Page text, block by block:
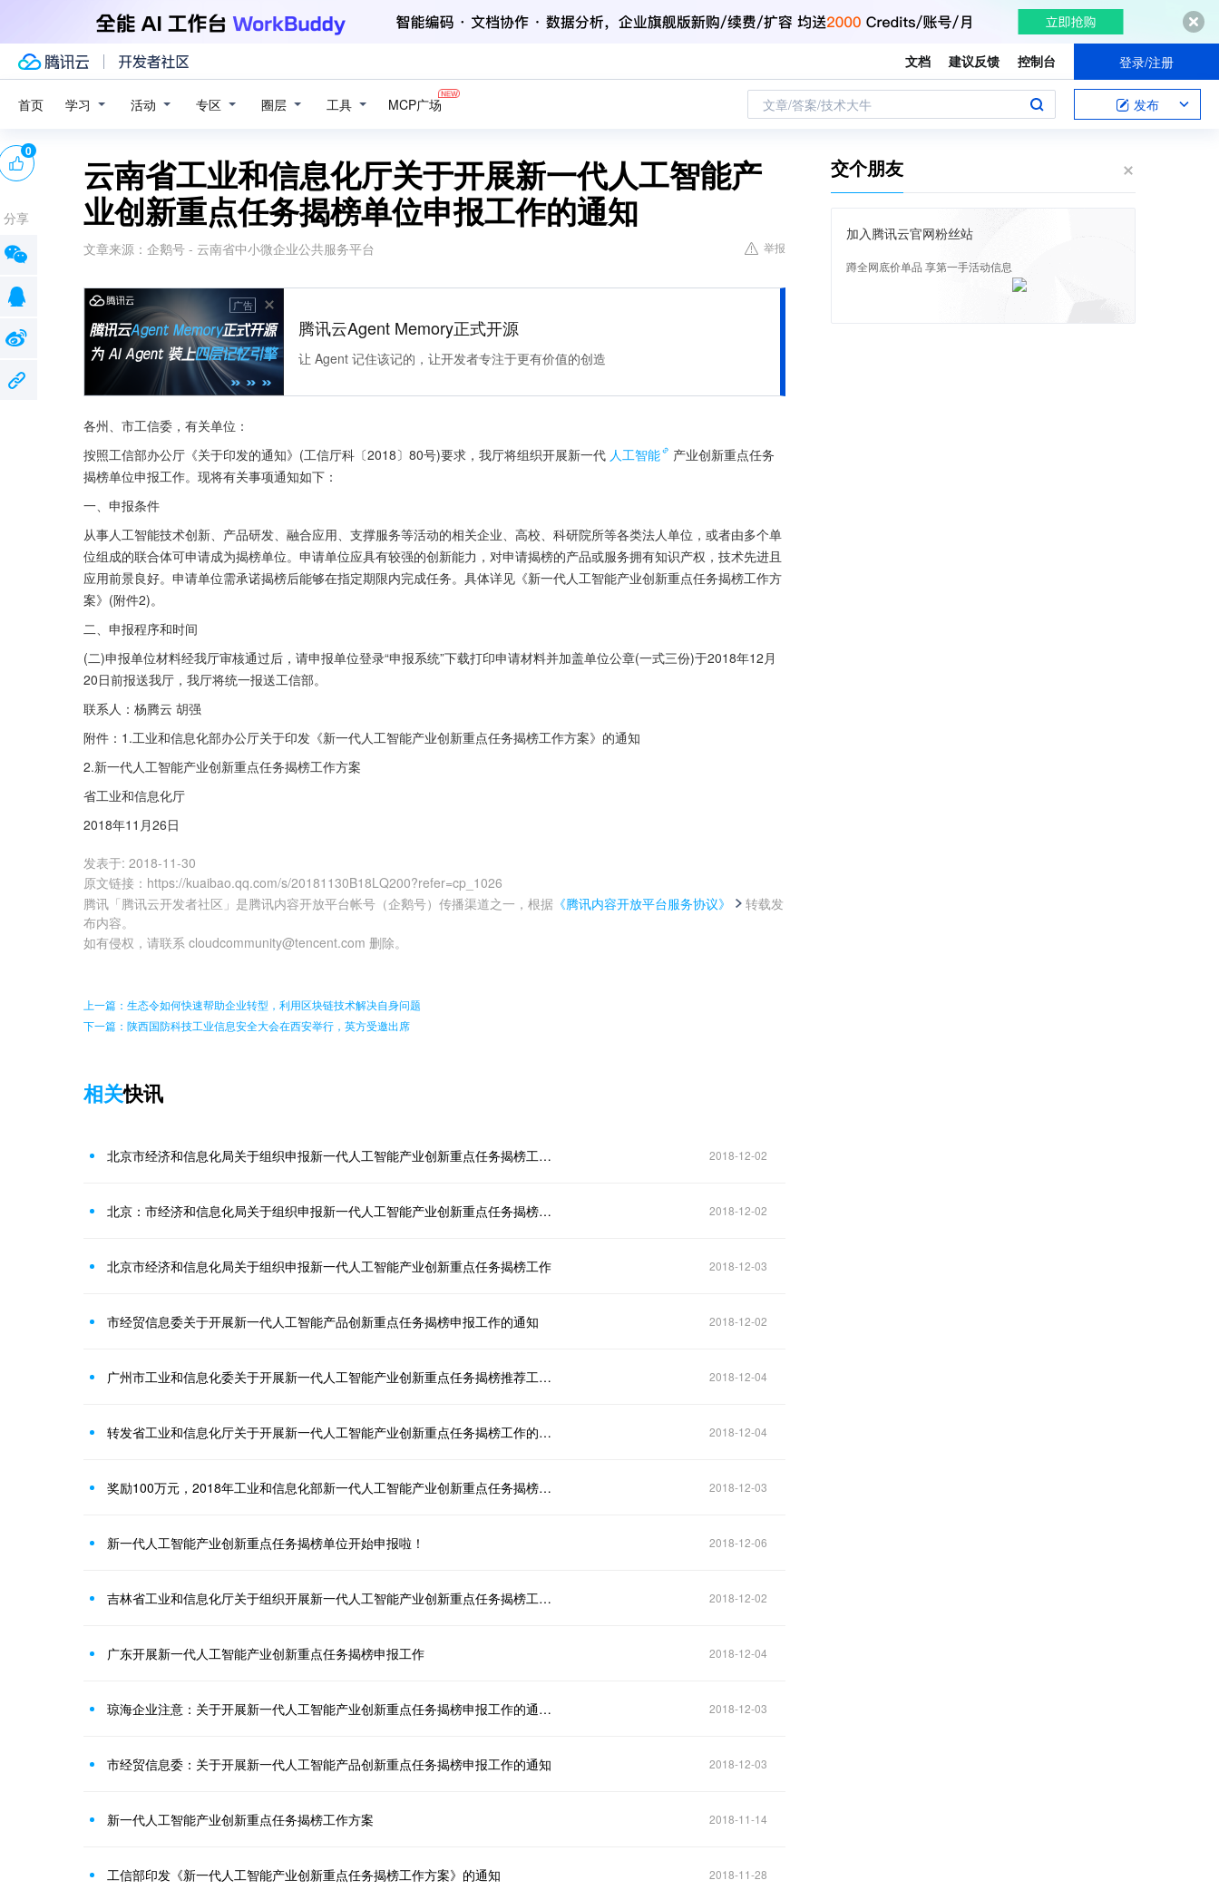
文档 建议反馈 控制台 登录/注册
首页 学习 活动 专区 圈层 工具 MCP广场 文章/答案/技术大牛 发布
云南省工业和信息化厅关于开展新一代人工智能产
业创新重点任务揭榜单位申报工作的通知
文章来源： 企鹅号 - 云南省中小微企业公共服务平台 举报
广告
腾讯云Agent Memory正式开源
让 Agent 记住该记的，让开发者专注于更有价值的创造
各州、市工信委，有关单位：
按照工信部办公厅《关于印发的通知》(工信厅科〔2018〕80号)要求，我厅将组织开展新一代 人工智能
产业创新重点任务
揭榜单位申报工作。现将有关事项通知如下：
一、申报条件
从事人工智能技术创新、产品研发、融合应用、支撑服务等活动的相关企业、高校、科研院所等各类法人单位，或者由多个单
位组成的联合体可申请成为揭榜单位。申请单位应具有较强的创新能力，对申请揭榜的产品或服务拥有知识产权，技术先进且
应用前景良好。申请单位需承诺揭榜后能够在指定期限内完成任务。具体详见《新一代人工智能产业创新重点任务揭榜工作方
案》(附件2)。
二、申报程序和时间
(二)申报单位材料经我厅审核通过后，请申报单位登录“申报系统”下载打印申请材料并加盖单位公章(一式三份)于2018年12月
20日前报送我厅，我厅将统一报送工信部。
联系人：杨腾云 胡强
附件：1.工业和信息化部办公厅关于印发《新一代人工智能产业创新重点任务揭榜工作方案》的通知
2.新一代人工智能产业创新重点任务揭榜工作方案
省工业和信息化厅
2018年11月26日
发表于: 2018-11-30
原文链接 ： https://kuaibao.qq.com/s/20181130B18LQ200?refer=cp_1026
腾讯「腾讯云开发者社区」是腾讯内容开放平台帐号（企鹅号）传播渠道之一，根据 《腾讯内容开放平台服务协议》
转载发
布内容。
如有侵权，请联系 cloudcommunity@tencent.com 删除。
0
分享
上一篇：生态令如何快速帮助企业转型，利用区块链技术解决自身问题
下一篇：陕西国防科技工业信息安全大会在西安举行，英方受邀出席
相关快讯
北京市经济和信息化局关于组织申报新一代人工智能产业创新重点任务揭榜工作的通知 2018-12-02
北京：市经济和信息化局关于组织申报新一代人工智能产业创新重点任务揭榜工作的通知 2018-12-02
北京市经济和信息化局关于组织申报新一代人工智能产业创新重点任务揭榜工作 2018-12-03
市经贸信息委关于开展新一代人工智能产品创新重点任务揭榜申报工作的通知 2018-12-02
广州市工业和信息化委关于开展新一代人工智能产业创新重点任务揭榜推荐工作的通知 2018-12-04
转发省工业和信息化厅关于开展新一代人工智能产业创新重点任务揭榜工作的通知 2018-12-04
奖励100万元，2018年工业和信息化部新一代人工智能产业创新重点任务揭榜工作全面开展！ 2018-12-03
新一代人工智能产业创新重点任务揭榜单位开始申报啦！ 2018-12-06
吉林省工业和信息化厅关于组织开展新一代人工智能产业创新重点任务揭榜工作的通知 2018-12-02
广东开展新一代人工智能产业创新重点任务揭榜申报工作 2018-12-04
琼海企业注意：关于开展新一代人工智能产业创新重点任务揭榜申报工作的通知发布了 2018-12-03
市经贸信息委：关于开展新一代人工智能产品创新重点任务揭榜申报工作的通知 2018-12-03
新一代人工智能产业创新重点任务揭榜工作方案 2018-11-14
工信部印发《新一代人工智能产业创新重点任务揭榜工作方案》的通知 2018-11-28
交个朋友
加入腾讯云官网粉丝站
蹲全网底价单品 享第一手活动信息